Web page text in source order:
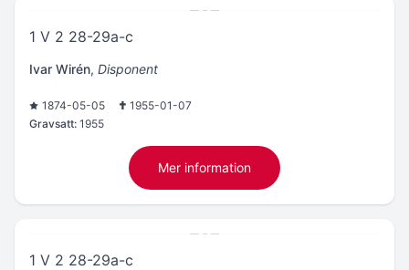
1 V 2 28-29a-c
Ivar Wirén, Disponent
1874-05-05
1955-01-07
Gravsatt: 1955
Mer information
1 V 2 28-29a-c